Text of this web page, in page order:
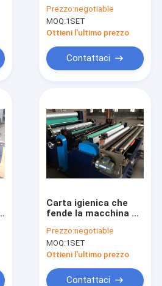
di riavvolgimento del
rotolo della carta
della piccola scala
Prezzo:negotiable
MOQ:1SET
Ottieni l'ultimo prezzo
Contattaci
Carta igienica che
fende la macchina di
Prezzo:negotiable
MOQ:1SET
Ottieni l'ultimo prezzo
Contattaci